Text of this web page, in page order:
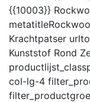
{{10003}}
metatitle
Krachtpatser
Kunststof Rond
productlijst_class
col-lg-4